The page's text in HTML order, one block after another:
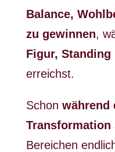
Balance,
zu gewinnen,
Figur, Standing
erreichst.
Schon während
Transformation
Bereichen